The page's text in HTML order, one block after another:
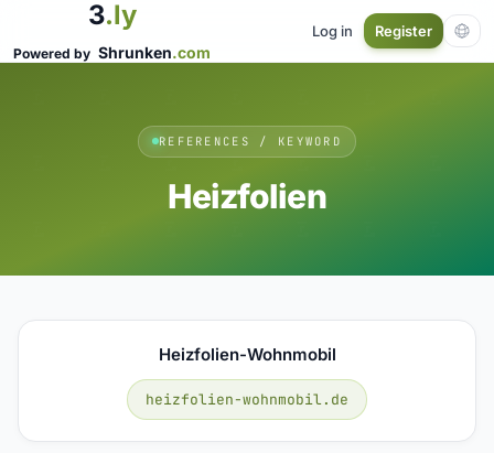
3.ly
Powered by Shrunken.com
Log in Register
REFERENCES / KEYWORD
Heizfolien
Heizfolien-Wohnmobil
heizfolien-wohnmobil.de